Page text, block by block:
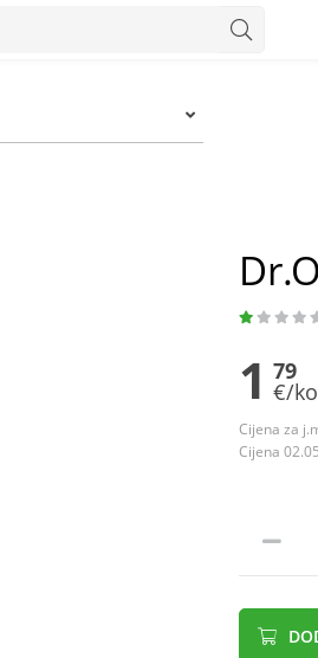
1 79
€/
Cijena za
Cijena